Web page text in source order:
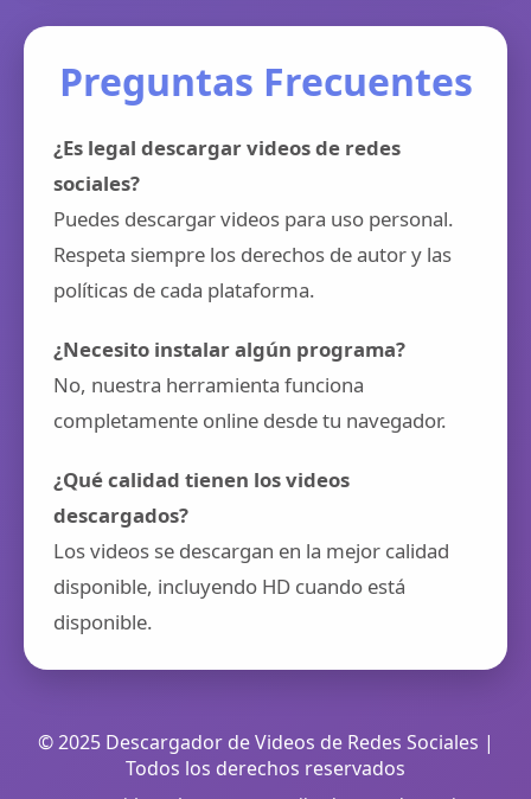
Preguntas Frecuentes
¿Es legal descargar videos de redes
sociales?
Puedes descargar videos para uso personal.
Respeta siempre los derechos de autor y las
políticas de cada plataforma.
¿Necesito instalar algún programa?
No, nuestra herramienta funciona
completamente online desde tu navegador.
¿Qué calidad tienen los videos
descargados?
Los videos se descargan en la mejor calidad
disponible, incluyendo HD cuando está
disponible.
© 2025 Descargador de Videos de Redes Sociales |
Todos los derechos reservados